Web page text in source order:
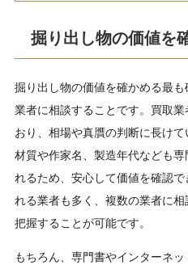
掘り出し物の価値を
掘り出し物の価値を確かめる最
業者に相談することです。買取
おり、相場や真贋の判断に長け
材質や作家名、製造年代なども
れるため、安心して価値を確認
れる業者も多く、複数の業者に
把握することが可能です。
もちろん、専門書やインターネ